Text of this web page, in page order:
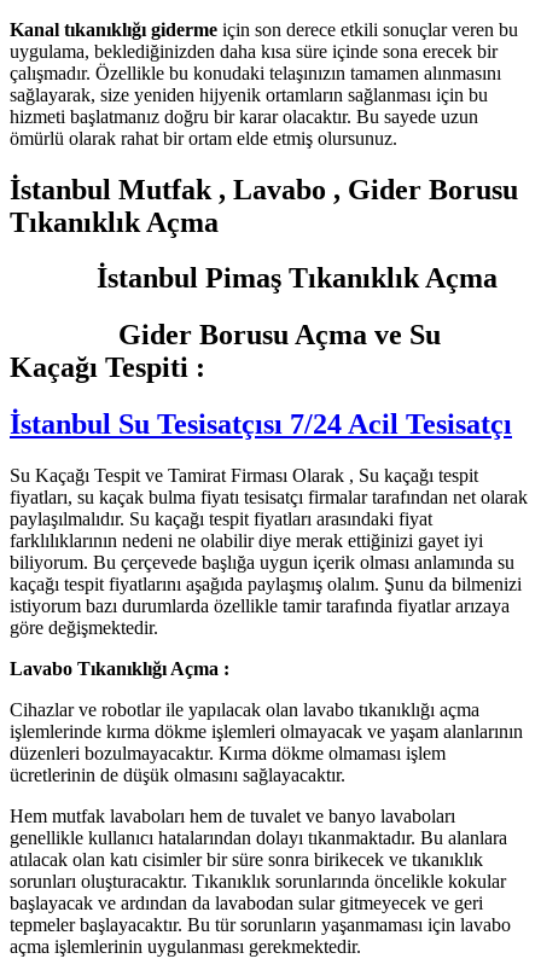
Kanal tıkanıklığı giderme için son derece etkili sonuçlar veren bu
uygulama, beklediğinizden daha kısa süre içinde sona erecek bir
çalışmadır. Özellikle bu konudaki telaşınızın tamamen alınmasını
sağlayarak, size yeniden hijyenik ortamların sağlanması için bu
hizmeti başlatmanız doğru bir karar olacaktır. Bu sayede uzun
ömürlü olarak rahat bir ortam elde etmiş olursunuz.
İstanbul Mutfak , Lavabo , Gider Borusu
Tıkanıklık Açma
İstanbul Pimaş Tıkanıklık Açma
Gider Borusu Açma ve Su
Kaçağı Tespiti :
İstanbul Su Tesisatçısı 7/24 Acil Tesisatçı
Su Kaçağı Tespit ve Tamirat Firması Olarak , Su kaçağı tespit
fiyatları, su kaçak bulma fiyatı tesisatçı firmalar tarafından net olarak
paylaşılmalıdır. Su kaçağı tespit fiyatları arasındaki fiyat
farklılıklarının nedeni ne olabilir diye merak ettiğinizi gayet iyi
biliyorum. Bu çerçevede başlığa uygun içerik olması anlamında su
kaçağı tespit fiyatlarını aşağıda paylaşmış olalım. Şunu da bilmenizi
istiyorum bazı durumlarda özellikle tamir tarafında fiyatlar arızaya
göre değişmektedir.
Lavabo Tıkanıklığı Açma :
Cihazlar ve robotlar ile yapılacak olan lavabo tıkanıklığı açma
işlemlerinde kırma dökme işlemleri olmayacak ve yaşam alanlarının
düzenleri bozulmayacaktır. Kırma dökme olmaması işlem
ücretlerinin de düşük olmasını sağlayacaktır.
Hem mutfak lavaboları hem de tuvalet ve banyo lavaboları
genellikle kullanıcı hatalarından dolayı tıkanmaktadır. Bu alanlara
atılacak olan katı cisimler bir süre sonra birikecek ve tıkanıklık
sorunları oluşturacaktır. Tıkanıklık sorunlarında öncelikle kokular
başlayacak ve ardından da lavabodan sular gitmeyecek ve geri
tepmeler başlayacaktır. Bu tür sorunların yaşanmaması için lavabo
açma işlemlerinin uygulanması gerekmektedir.